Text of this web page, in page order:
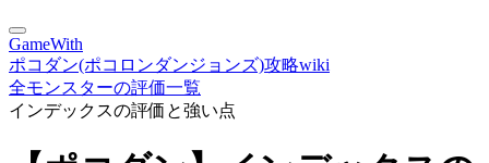
GameWith
ポコダン(ポコロンダンジョンズ)攻略wiki
全モンスターの評価一覧
インデックスの評価と強い点